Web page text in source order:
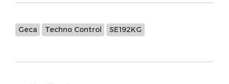
Geca Techno Control SE192KG